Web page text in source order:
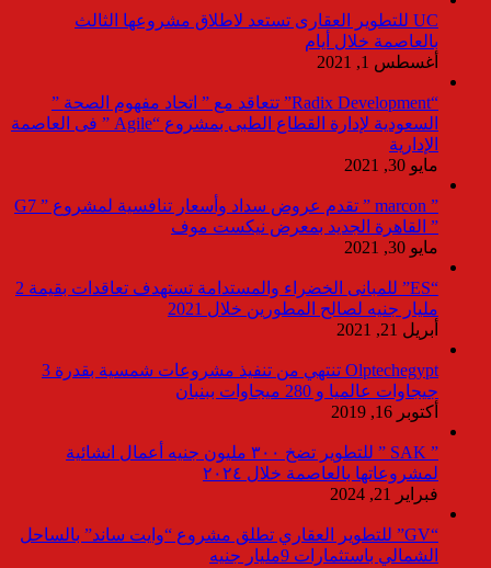
UC للتطوير العقارى تستعد لاطلاق مشروعها الثالث
بالعاصمة خلال أيام
أغسطس 1, 2021
“Radix Development” تتعاقد مع ” اتحاد مفهوم الصحة ”
السعودية لإدارة القطاع الطبى بمشروع “Agile ” فى العاصمة
الإدارية
مايو 30, 2021
” marcon ” تقدم عروض سداد وأسعار تنافسية لمشروع ” G7
” القاهرة الجديد بمعرض نيكست موف
مايو 30, 2021
“ES” للمبانى الخضراء والمستدامة تستهدف تعاقدات بقيمة 2
مليار جنيه لصالح المطورين خلال 2021
أبريل 21, 2021
Olptechegypt تنتهي من تنفيذ مشروعات شمسية بقدرة 3
جيجاوات عالميا و 280 ميجاوات ببنبان
أكتوبر 16, 2019
” SAK ” للتطوير تضخ ٣٠٠ مليون جنيه أعمال انشائية
لمشروعاتها بالعاصمة خلال ٢٠٢٤
فبراير 21, 2024
“GV” للتطوير العقاري تطلق مشروع “وايت ساند” بالساحل
الشمالي باستثمارات 9مليار جنيه